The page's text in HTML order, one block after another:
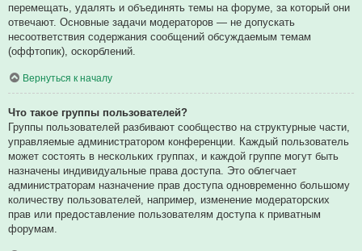
перемещать, удалять и объединять темы на форуме, за который они
отвечают. Основные задачи модераторов — не допускать
несоответствия содержания сообщений обсуждаемым темам
(оффтопик), оскорблений.
Вернуться к началу
Что такое группы пользователей?
Группы пользователей разбивают сообщество на структурные части,
управляемые администратором конференции. Каждый пользователь
может состоять в нескольких группах, и каждой группе могут быть
назначены индивидуальные права доступа. Это облегчает
администраторам назначение прав доступа одновременно большому
количеству пользователей, например, изменение модераторских
прав или предоставление пользователям доступа к приватным
форумам.